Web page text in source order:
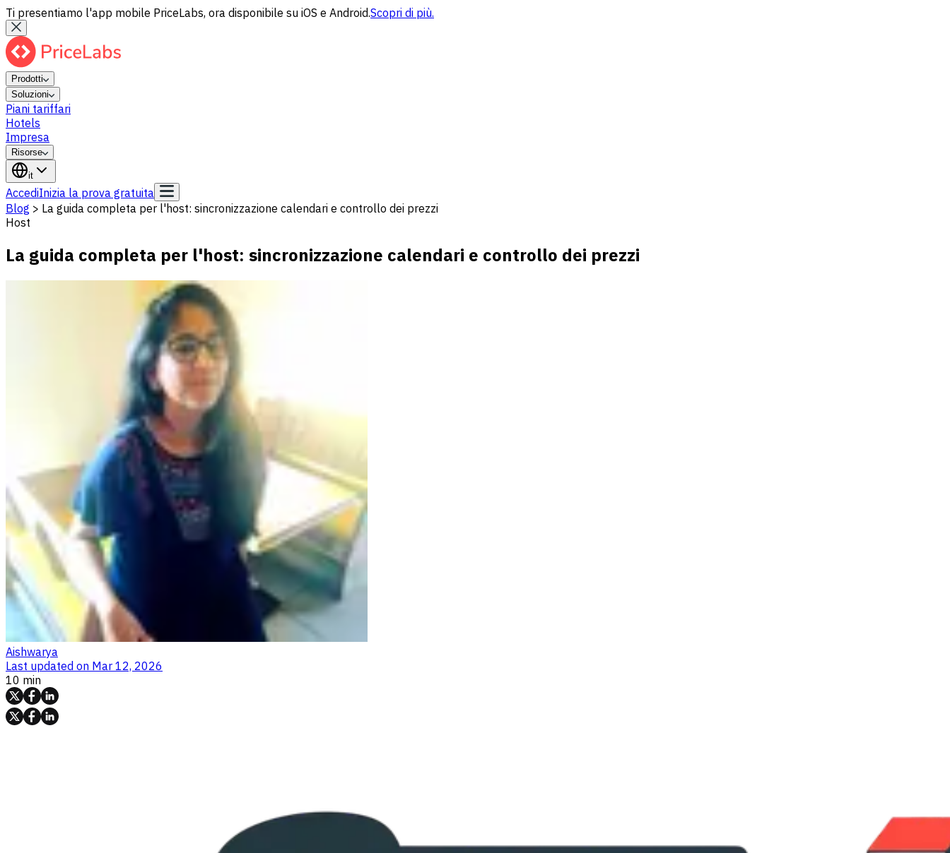
Ti presentiamo l'app mobile PriceLabs, ora disponibile su iOS e Android.Scopri di più.
Prodotti
Soluzioni
Piani tariffari
Hotels
Impresa
Risorse
it
AccediInizia la prova gratuita
Blog > La guida completa per l'host: sincronizzazione calendari e controllo dei prezzi
Host
La guida completa per l'host: sincronizzazione calendari e controllo dei prezzi
Aishwarya
Last updated on Mar 12, 2026
10 min